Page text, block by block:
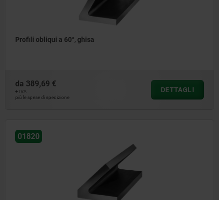
Profili obliqui a 60°, ghisa
da 389,69 €
+ IVA
più le spese di spedizione
DETTAGLI
01820